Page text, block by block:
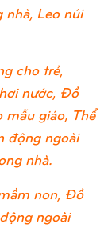
nhà, Leo núi
cho trẻ,
nước, Đồ
mẫu giáo, Thể
động ngoài
nhà.
non, Đồ
ngoài